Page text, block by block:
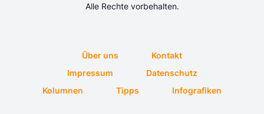
Alle Rechte vorbehalten.
Über uns
Kontakt
Impressum
Datenschutz
Kolumnen
Tipps Infografiken